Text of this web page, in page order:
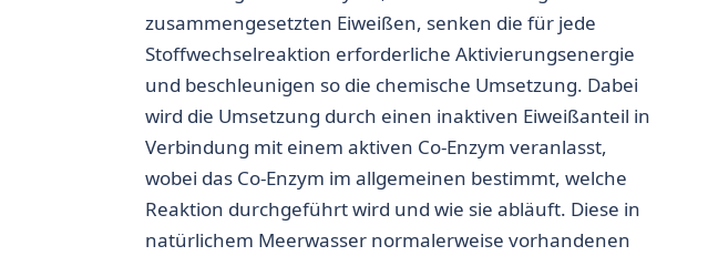
zusammengesetzten Eiweißen, senken die für jede
Stoffwechselreaktion erforderliche Aktivierungsenergie
und beschleunigen so die chemische Umsetzung. Dabei
wird die Umsetzung durch einen inaktiven Eiweißanteil in
Verbindung mit einem aktiven Co-Enzym veranlasst,
wobei das Co-Enzym im allgemeinen bestimmt, welche
Reaktion durchgeführt wird und wie sie abläuft. Diese in
natürlichem Meerwasser normalerweise vorhandenen